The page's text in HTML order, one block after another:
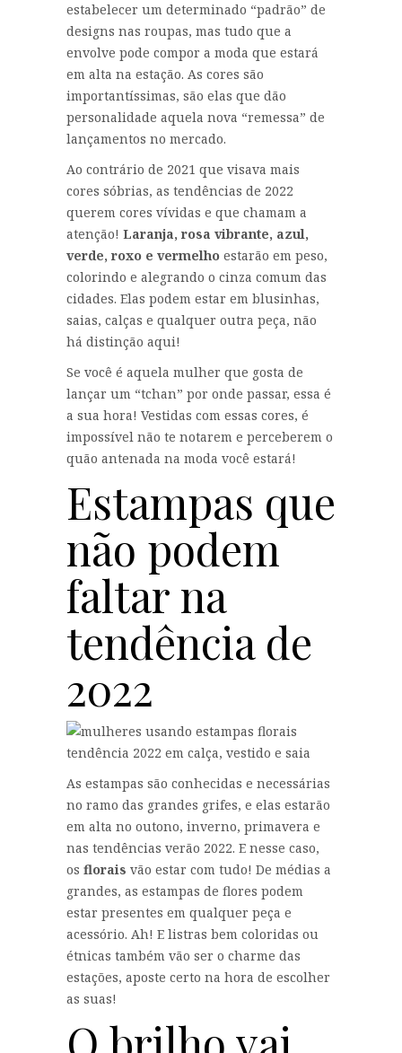
estabelecer um determinado “padrão” de
designs nas roupas, mas tudo que a
envolve pode compor a moda que estará
em alta na estação. As cores são
importantíssimas, são elas que dão
personalidade aquela nova “remessa” de
lançamentos no mercado.
Ao contrário de 2021 que visava mais
cores sóbrias, as tendências de 2022
querem cores vívidas e que chamam a
atenção! Laranja, rosa vibrante, azul,
verde, roxo e vermelho estarão em peso,
colorindo e alegrando o cinza comum das
cidades. Elas podem estar em blusinhas,
saias, calças e qualquer outra peça, não
há distinção aqui!
Se você é aquela mulher que gosta de
lançar um “tchan” por onde passar, essa é
a sua hora! Vestidas com essas cores, é
impossível não te notarem e perceberem o
quão antenada na moda você estará!
Estampas que
não podem
faltar na
tendência de
2022
As estampas são conhecidas e necessárias
no ramo das grandes grifes, e elas estarão
em alta no outono, inverno, primavera e
nas tendências verão 2022. E nesse caso,
os florais vão estar com tudo! De médias a
grandes, as estampas de flores podem
estar presentes em qualquer peça e
acessório. Ah! E listras bem coloridas ou
étnicas também vão ser o charme das
estações, aposte certo na hora de escolher
as suas!